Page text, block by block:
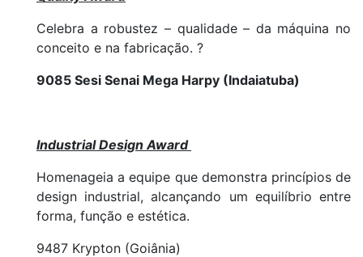
Celebra a robustez – qualidade – da máquina no
conceito e na fabricação. ?
9085 Sesi Senai Mega Harpy (Indaiatuba)
Industrial Design Award
Homenageia a equipe que demonstra princípios de
design industrial, alcançando um equilíbrio entre
forma, função e estética.
9487 Krypton (Goiânia)